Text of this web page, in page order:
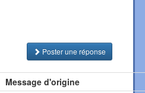
Poster une réponse
Message d'origine